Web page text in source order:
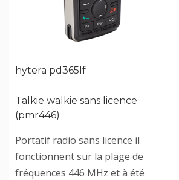
hytera pd365lf
Talkie walkie sans licence
(pmr446)
Portatif radio sans licence il
fonctionnent sur la plage de
fréquences 446 MHz et à été